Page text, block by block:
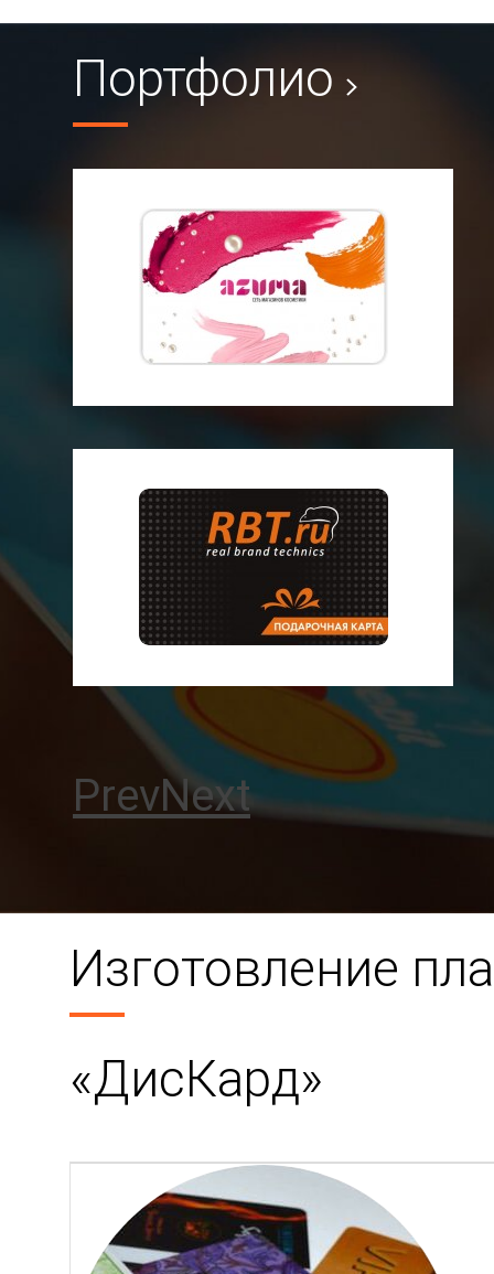
Портфолио
PrevNext
Изготовление
«ДисКард»